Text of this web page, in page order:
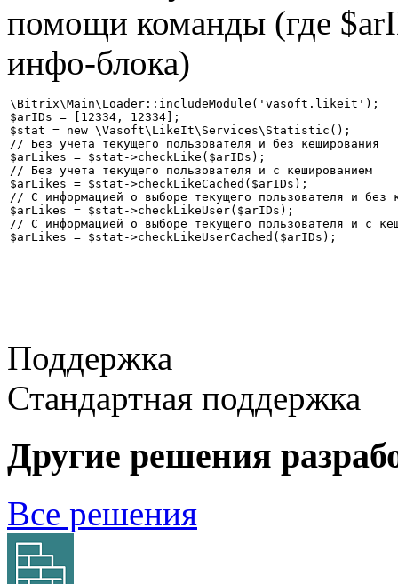
помощи команды (где
инфо-блока)
\Bitrix\Main\Loader::includeModule('vasoft.likeit');
$arIDs = [12334, 12334];
$stat = new \Vasoft\LikeIt\Services\Statistic();
// Без учета текущего пользователя и без кеширования
$arLikes = $stat->checkLike($arIDs);
// Без учета текущего пользователя и с кешированием
$arLikes = $stat->checkLikeCached($arIDs);
// С информацией о выборе текущего пользователя и без
$arLikes = $stat->checkLikeUser($arIDs);
// С информацией о выборе текущего пользователя и с
Поддержка
Стандартная поддержка
Другие решения
Все решения